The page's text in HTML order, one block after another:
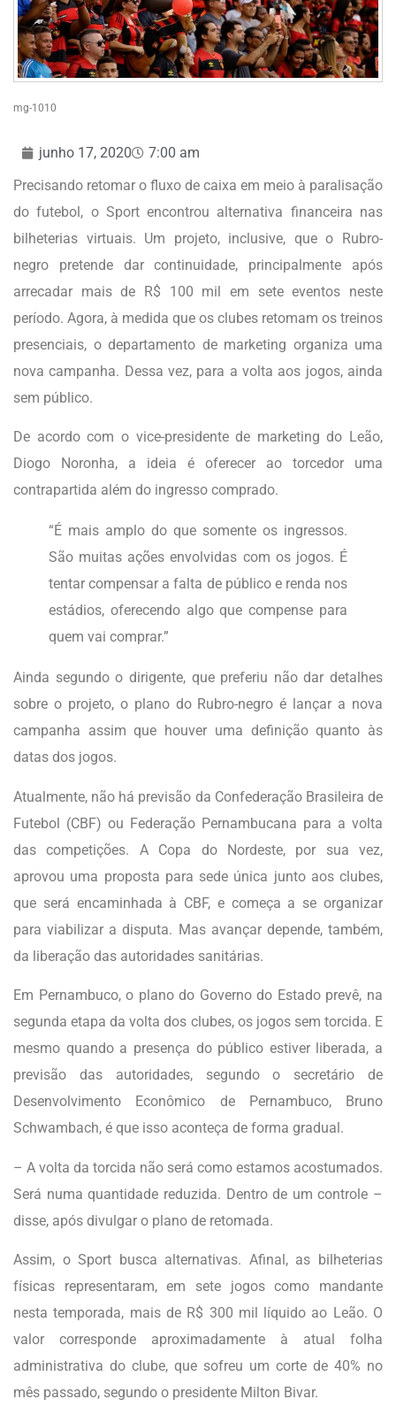
mg-1010
junho 17, 2020
7:00 am
Precisando retomar o fluxo de caixa em meio à paralisação
do futebol, o Sport encontrou alternativa financeira nas
bilheterias virtuais. Um projeto, inclusive, que o Rubro-
negro pretende dar continuidade, principalmente após
arrecadar mais de R$ 100 mil em sete eventos neste
período. Agora, à medida que os clubes retomam os treinos
presenciais, o departamento de marketing organiza uma
nova campanha. Dessa vez, para a volta aos jogos, ainda
sem público.
De acordo com o vice-presidente de marketing do Leão,
Diogo Noronha, a ideia é oferecer ao torcedor uma
contrapartida além do ingresso comprado.
“É mais amplo do que somente os ingressos.
São muitas ações envolvidas com os jogos. É
tentar compensar a falta de público e renda nos
estádios, oferecendo algo que compense para
quem vai comprar.”
Ainda segundo o dirigente, que preferiu não dar detalhes
sobre o projeto, o plano do Rubro-negro é lançar a nova
campanha assim que houver uma definição quanto às
datas dos jogos.
Atualmente, não há previsão da Confederação Brasileira de
Futebol (CBF) ou Federação Pernambucana para a volta
das competições. A Copa do Nordeste, por sua vez,
aprovou uma proposta para sede única junto aos clubes,
que será encaminhada à CBF, e começa a se organizar
para viabilizar a disputa. Mas avançar depende, também,
da liberação das autoridades sanitárias.
Em Pernambuco, o plano do Governo do Estado prevê, na
segunda etapa da volta dos clubes, os jogos sem torcida. E
mesmo quando a presença do público estiver liberada, a
previsão das autoridades, segundo o secretário de
Desenvolvimento Econômico de Pernambuco, Bruno
Schwambach, é que isso aconteça de forma gradual.
– A volta da torcida não será como estamos acostumados.
Será numa quantidade reduzida. Dentro de um controle –
disse, após divulgar o plano de retomada.
Assim, o Sport busca alternativas. Afinal, as bilheterias
físicas representaram, em sete jogos como mandante
nesta temporada, mais de R$ 300 mil líquido ao Leão. O
valor corresponde aproximadamente à atual folha
administrativa do clube, que sofreu um corte de 40% no
mês passado, segundo o presidente Milton Bivar.